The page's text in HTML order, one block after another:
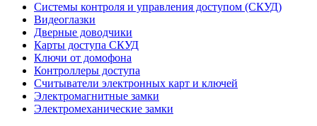
Системы контроля и управления доступом (СКУД)
Видеоглазки
Дверные доводчики
Карты доступа СКУД
Ключи от домофона
Контроллеры доступа
Считыватели электронных карт и ключей
Электромагнитные замки
Электромеханические замки